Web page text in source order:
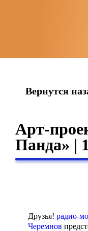
Вернутся
Арт-
Панда» |
Друзья! радио-
Черемнов